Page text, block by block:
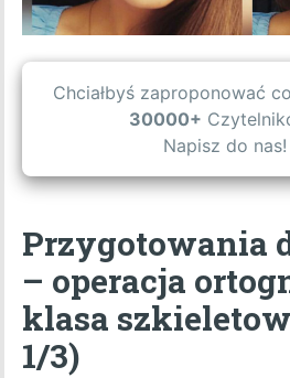
OFERTA
O NAS
KONTAKT
Chciałbyś zaproponować
30000+
Napisz do nas!
Przygotowania
– operacja
klasa
1/3)